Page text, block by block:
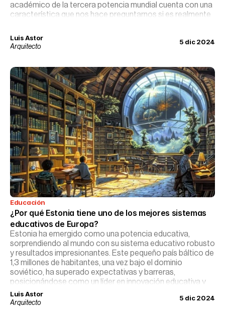
académico de la tercera potencia mundial cuenta con una
característica que nos hace preguntarnos si es realmente
nuestros centros.
Luis Astor
Arquitecto
5 dic 2024
Educación
¿Por qué Estonia tiene uno de los mejores sistemas
educativos de Europa?
Estonia ha emergido como una potencia educativa,
sorprendiendo al mundo con su sistema educativo robusto
y resultados impresionantes. Este pequeño país báltico de
1,3 millones de habitantes, una vez bajo el dominio
soviético, ha superado expectativas y barreras,
posicionándose como un líder en innovación educativa y
tecnológica. A través de una mezcla de políticas
progresistas, inversión en educación temprana y un
Luis Astor
Arquitecto
5 dic 2024